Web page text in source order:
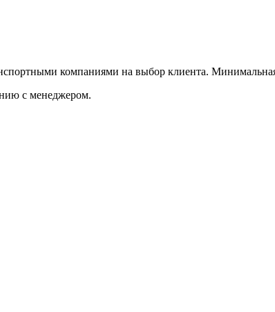
компаниями на выбор клиента.
с менеджером.